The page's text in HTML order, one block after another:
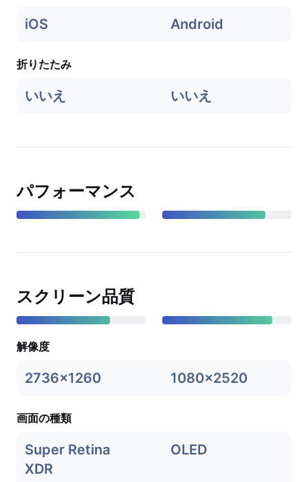
iOS Android
折りたたみ
いいえ いいえ
パフォーマンス
スクリーン品質
解像度
2736x1260 1080x2520
画面の種類
Super Retina
XDR
OLED